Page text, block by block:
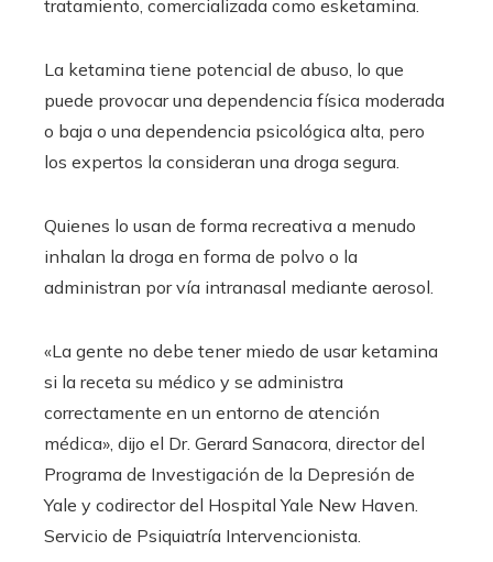
tratamiento, comercializada como esketamina.
La ketamina tiene potencial de abuso, lo que
puede provocar una dependencia física moderada
o baja o una dependencia psicológica alta, pero
los expertos la consideran una droga segura.
Quienes lo usan de forma recreativa a menudo
inhalan la droga en forma de polvo o la
administran por vía intranasal mediante aerosol.
«La gente no debe tener miedo de usar ketamina
si la receta su médico y se administra
correctamente en un entorno de atención
médica», dijo el Dr. Gerard Sanacora, director del
Programa de Investigación de la Depresión de
Yale y codirector del Hospital Yale New Haven.
Servicio de Psiquiatría Intervencionista.